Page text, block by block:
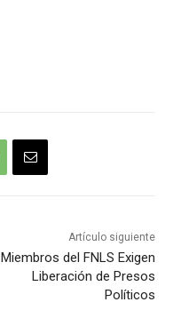
Artículo siguiente
Miembros del FNLS Exigen
Liberación de Presos
Políticos